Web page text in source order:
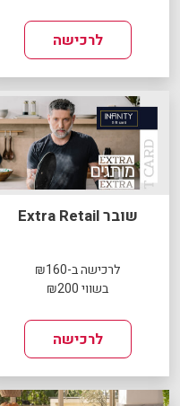
לרכישה
שובר Extra Retail
לרכישה ב-₪160
בשווי ₪200
לרכישה